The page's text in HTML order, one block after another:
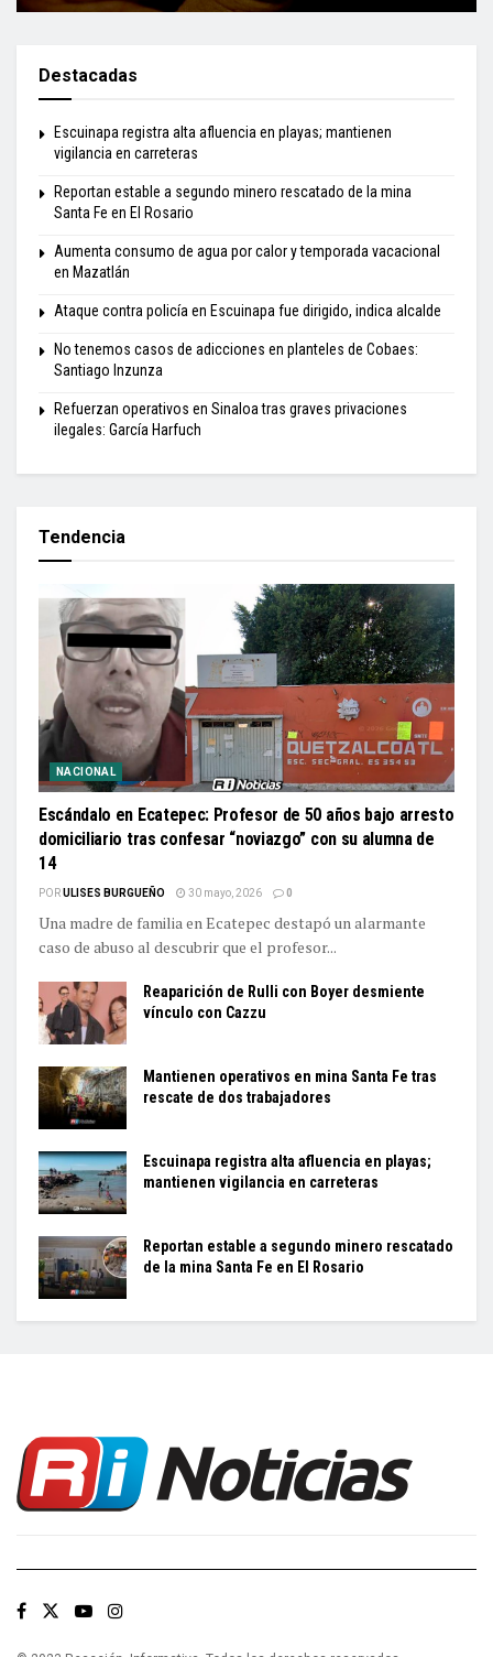
Destacadas
Escuinapa registra alta afluencia en playas; mantienen
vigilancia en carreteras
Reportan estable a segundo minero rescatado de la mina
Santa Fe en El Rosario
Aumenta consumo de agua por calor y temporada vacacional
en Mazatlán
Ataque contra policía en Escuinapa fue dirigido, indica alcalde
No tenemos casos de adicciones en planteles de Cobaes:
Santiago Inzunza
Refuerzan operativos en Sinaloa tras graves privaciones
ilegales: García Harfuch
Tendencia
NACIONAL
Escándalo en Ecatepec: Profesor de 50 años bajo arresto
domiciliario tras confesar “noviazgo” con su alumna de
14
PORULISES BURGUEÑO 30 mayo, 2026 0
Una madre de familia en Ecatepec destapó un alarmante
caso de abuso al descubrir que el profesor...
Reaparición de Rulli con Boyer desmiente
vínculo con Cazzu
Mantienen operativos en mina Santa Fe tras
rescate de dos trabajadores
Escuinapa registra alta afluencia en playas;
mantienen vigilancia en carreteras
Reportan estable a segundo minero rescatado
de la mina Santa Fe en El Rosario